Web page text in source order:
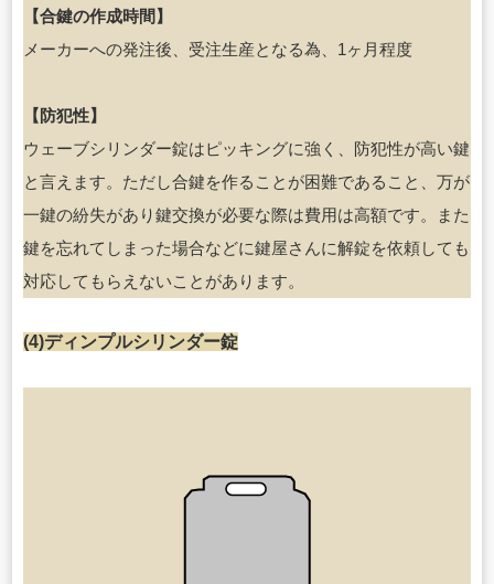
【合鍵の作成時間】
メーカーへの発注後、受注生産となる為、1ヶ月程度
【防犯性】
ウェーブシリンダー錠はピッキングに強く、防犯性が高い鍵
と言えます。ただし合鍵を作ることが困難であること、万が
一鍵の紛失があり鍵交換が必要な際は費用は高額です。また
鍵を忘れてしまった場合などに鍵屋さんに解錠を依頼しても
対応してもらえないことがあります。
(4)ディンプルシリンダー錠